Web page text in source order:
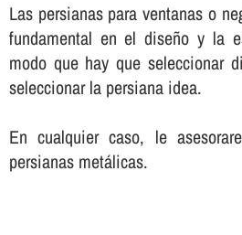
Las persianas para ventanas o
fundamental en el diseño y la
modo que hay que seleccionar
seleccionar la persiana idea.
En cualquier caso, le
persianas metálicas.